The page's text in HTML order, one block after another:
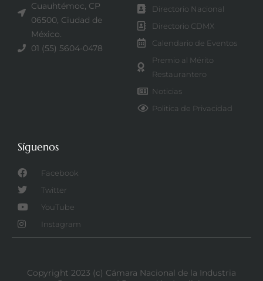
Cuauhtémoc, CP
06500, Ciudad de
México.
01 (55) 5604-0478
Directorio Nacional
Directorio CDMX
Calendario de Eventos
Premio al Mérito
Restaurantero
Noticias
Politica de Privacidad
Síguenos
Facebook
Twitter
YouTube
Instagram
Copyright 2023 (c) Cámara Nacional de la Industria